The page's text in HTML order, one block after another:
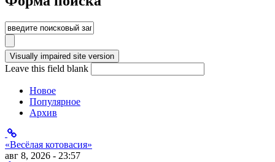
Leave this field blank
Новое
Популярное
Архив
«Весёлая котовасия»
авг 8, 2026 - 23:57